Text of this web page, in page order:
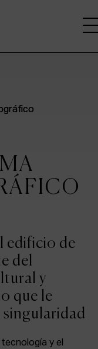
edificio de
del
y
que le
y el